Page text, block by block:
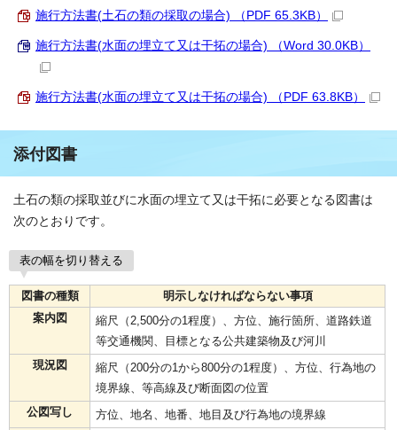
施行方法書(土石の類の採取の場合) （PDF 65.3KB）
施行方法書(水面の埋立て又は干拓の場合) （Word 30.0KB）
施行方法書(水面の埋立て又は干拓の場合) （PDF 63.8KB）
添付図書
土石の類の採取並びに水面の埋立て又は干拓に必要となる図書は
次のとおりです。
表の幅を切り替える
図書の種類
明示しなければならない事項
案内図
縮尺（2,500分の1程度）、方位、施行箇所、道路鉄道
等交通機関、目標となる公共建築物及び河川
現況図
縮尺（200分の1から800分の1程度）、方位、行為地の
境界線、等高線及び断面図の位置
公図写し
方位、地名、地番、地目及び行為地の境界線